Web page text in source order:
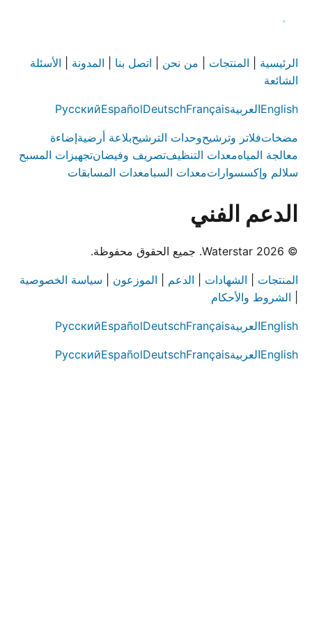
الرئيسية المنتجات من نحن اتصل بنا المدونة
الأسئلة
الشائعة
EnglishالعربيةFrançais
Deutsch
Español
Русский
مضخاتفلاتر وترشيحوحدات الترشيحبلاعة أرضيةإضاءة
معالجة المياهمعدات التنظيفتصريف وفيضانتجهيزات المسبح
سلالم وإكسسواراتمعدات السبامعدات المسابقات
الدعم الفني
© 2026 Waterstar. جميع الحقوق محفوظة.
المنتجات الشهادات الدعم الموزعون
سياسة الخصوصية
الشروط والأحكام
EnglishالعربيةFrançais
Deutsch
Español
Русский
EnglishالعربيةFrançais
Deutsch
Español
Русский